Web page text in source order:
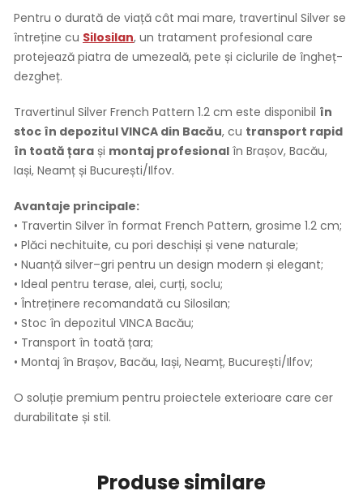
Pentru o durată de viață cât mai mare, travertinul Silver se
întreține cu Silosilan, un tratament profesional care
protejează piatra de umezeală, pete și ciclurile de îngheț-
dezgheț.
Travertinul Silver French Pattern 1.2 cm este disponibil în
stoc în depozitul VINCA din Bacău, cu transport rapid
în toată țara și montaj profesional în Brașov, Bacău,
Iași, Neamț și București/Ilfov.
Avantaje principale:
• Travertin Silver în format French Pattern, grosime 1.2 cm;
• Plăci nechituite, cu pori deschiși și vene naturale;
• Nuanță silver–gri pentru un design modern și elegant;
• Ideal pentru terase, alei, curți, soclu;
• Întreținere recomandată cu Silosilan;
• Stoc în depozitul VINCA Bacău;
• Transport în toată țara;
• Montaj în Brașov, Bacău, Iași, Neamț, București/Ilfov;
O soluție premium pentru proiectele exterioare care cer
durabilitate și stil.
Produse similare